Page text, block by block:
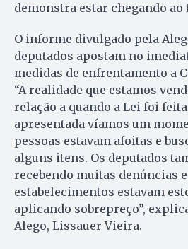
demonstra estar chegando ao
O informe divulgado pela
deputados apostam no
medidas de enfrentamento a
“A realidade que estamos
relação a quando a Lei foi
apresentada víamos um
pessoas estavam afoitas e
alguns itens. Os deputados
recebendo muitas denúncias
estabelecimentos estavam
aplicando sobrepreço”,
Alego, Lissauer Vieira.